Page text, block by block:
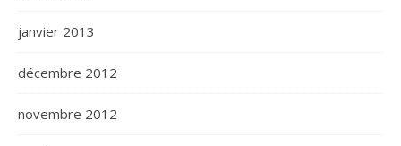
janvier 2013
décembre 2012
novembre 2012